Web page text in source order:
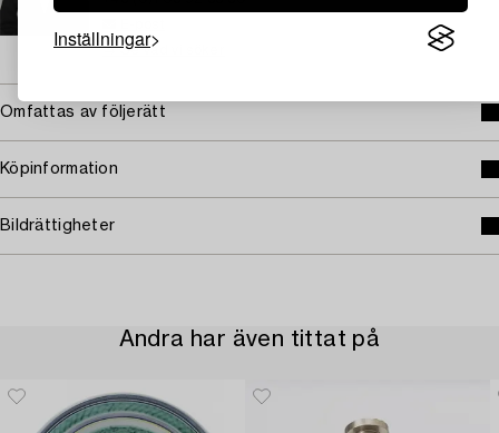
Inställningar→ Se vad vi söker
Omfattas av följerätt
Köpinformation
Bildrättigheter
Andra har även tittat på